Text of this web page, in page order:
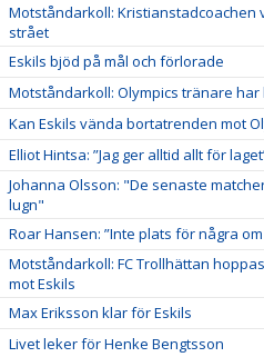
Motståndarkoll: Kristianstadcoachen
strået
Eskils bjöd på mål och förlorade
Motståndarkoll: Olympics tränare har
Kan Eskils vända bortatrenden mot
Elliot Hintsa: ”Jag ger alltid allt för
Johanna Olsson: "De senaste
lugn"
Roar Hansen: ”Inte plats för några
Motståndarkoll: FC Trollhättan
mot Eskils
Max Eriksson klar för Eskils
Livet leker för Henke Bengtsson